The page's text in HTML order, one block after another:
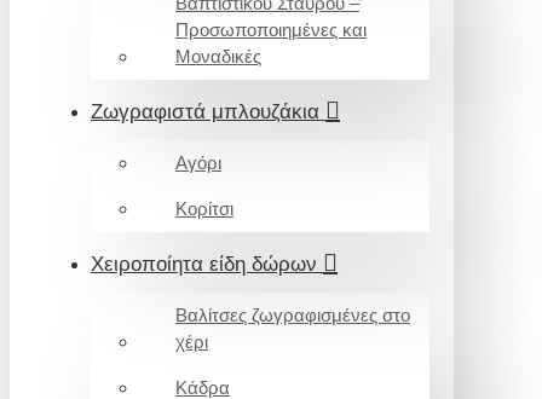
Προσωποποιημένες και
Μοναδικές
Ζωγραφιστά μπλουζάκια
Αγόρι
Κορίτσι
Χειροποίητα είδη δώρων
Βαλίτσες ζωγραφισμένες στο
χέρι
Κάδρα